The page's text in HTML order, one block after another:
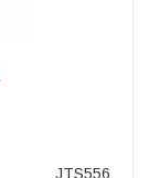
JTS556